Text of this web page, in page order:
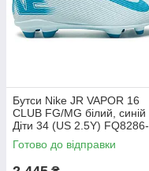
Бутси Nike JR VAPOR 16
CLUB FG/MG білий, синій
Діти 34 (US 2.5Y) FQ8286-
400
Готово до відправки